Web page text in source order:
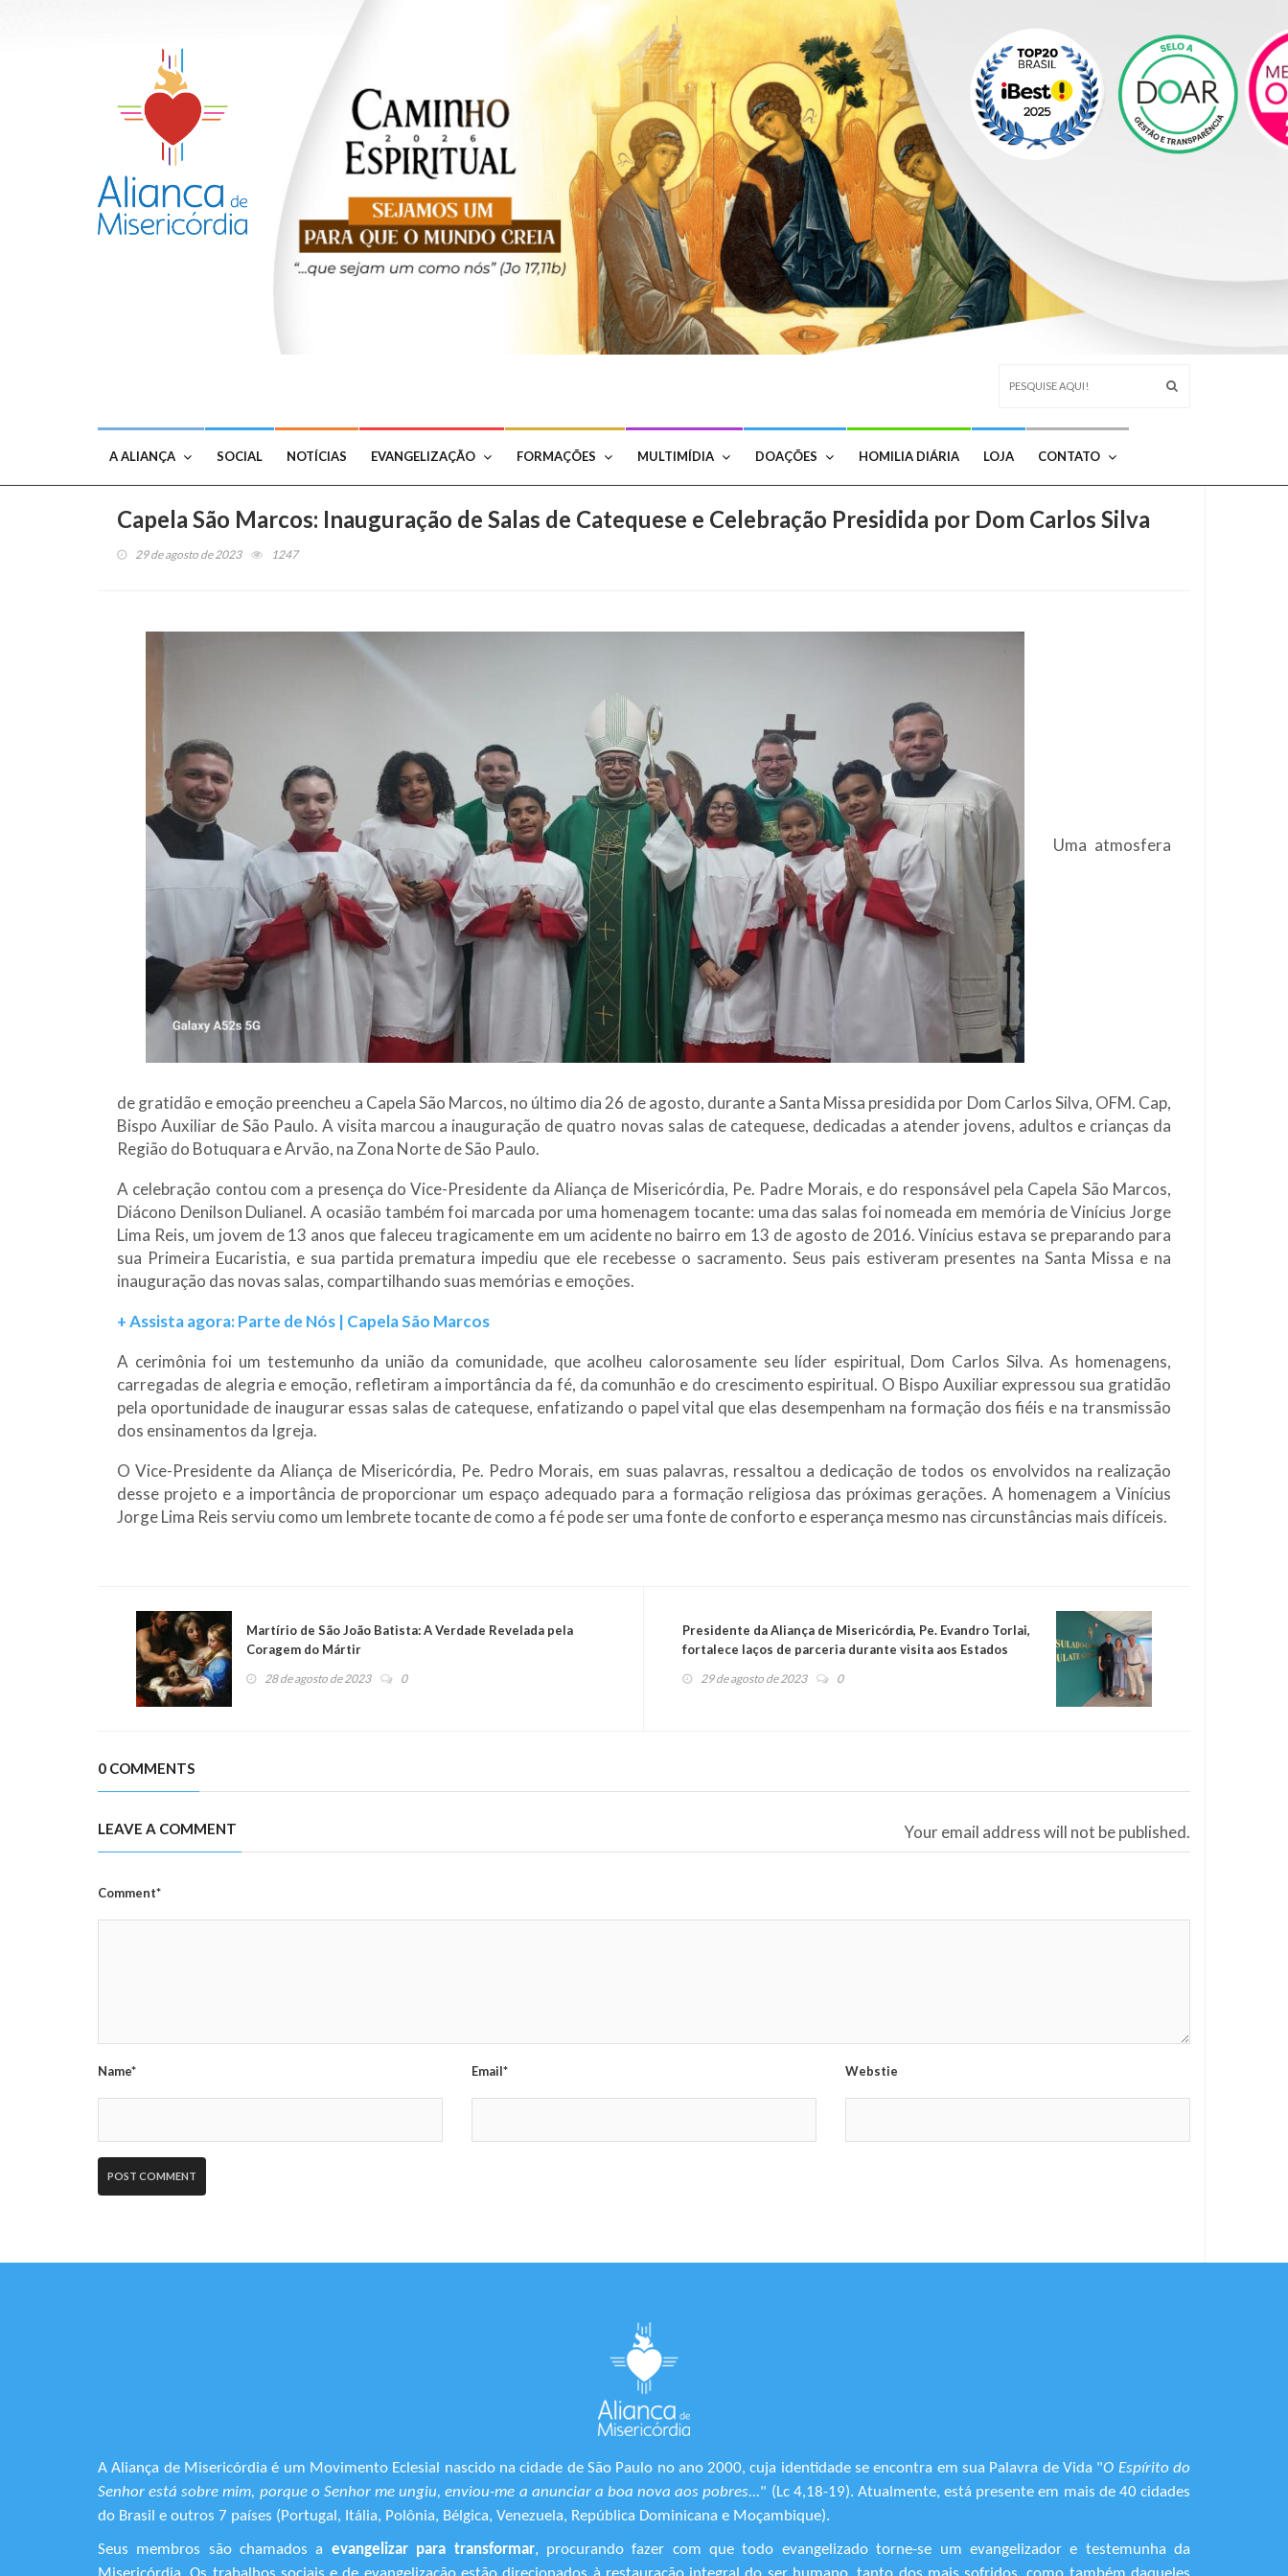
A ALIANÇA SOCIAL NOTÍCIAS EVANGELIZAÇÃO FORMAÇÕES MULTIMÍDIA DOAÇÕES HOMILIA DIÁRIA LOJA CONTATO
Capela São Marcos: Inauguração de Salas de Catequese e Celebração Presidida por Dom Carlos Silva
29 de agosto de 2023 1247
Uma atmosfera
de gratidão e emoção preencheu a Capela São Marcos, no último dia 26 de agosto, durante a Santa Missa presidida por Dom Carlos Silva, OFM. Cap,
Bispo Auxiliar de São Paulo. A visita marcou a inauguração de quatro novas salas de catequese, dedicadas a atender jovens, adultos e crianças da
Região do Botuquara e Arvão, na Zona Norte de São Paulo.
A celebração contou com a presença do Vice-Presidente da Aliança de Misericórdia, Pe. Padre Morais, e do responsável pela Capela São Marcos,
Diácono Denilson Dulianel. A ocasião também foi marcada por uma homenagem tocante: uma das salas foi nomeada em memória de Vinícius Jorge
Lima Reis, um jovem de 13 anos que faleceu tragicamente em um acidente no bairro em 13 de agosto de 2016. Vinícius estava se preparando para
sua Primeira Eucaristia, e sua partida prematura impediu que ele recebesse o sacramento. Seus pais estiveram presentes na Santa Missa e na
inauguração das novas salas, compartilhando suas memórias e emoções.
+ Assista agora: Parte de Nós | Capela São Marcos
A cerimônia foi um testemunho da união da comunidade, que acolheu calorosamente seu líder espiritual, Dom Carlos Silva. As homenagens,
carregadas de alegria e emoção, refletiram a importância da fé, da comunhão e do crescimento espiritual. O Bispo Auxiliar expressou sua gratidão
pela oportunidade de inaugurar essas salas de catequese, enfatizando o papel vital que elas desempenham na formação dos fiéis e na transmissão
dos ensinamentos da Igreja.
O Vice-Presidente da Aliança de Misericórdia, Pe. Pedro Morais, em suas palavras, ressaltou a dedicação de todos os envolvidos na realização
desse projeto e a importância de proporcionar um espaço adequado para a formação religiosa das próximas gerações. A homenagem a Vinícius
Jorge Lima Reis serviu como um lembrete tocante de como a fé pode ser uma fonte de conforto e esperança mesmo nas circunstâncias mais difíceis.
Martírio de São João Batista: A Verdade Revelada pela
Coragem do Mártir
28 de agosto de 2023 0
Presidente da Aliança de Misericórdia, Pe. Evandro Torlai,
fortalece laços de parceria durante visita aos Estados
29 de agosto de 2023 0
0 COMMENTS
LEAVE A COMMENT Your email address will not be published.
Comment*
Name* Email* Webstie
A Aliança de Misericórdia é um Movimento Eclesial nascido na cidade de São Paulo no ano 2000, cuja identidade se encontra em sua Palavra de Vida "O Espírito do
Senhor está sobre mim, porque o Senhor me ungiu, enviou-me a anunciar a boa nova aos pobres..." (Lc 4,18-19). Atualmente, está presente em mais de 40 cidades
do Brasil e outros 7 países (Portugal, Itália, Polônia, Bélgica, Venezuela, República Dominicana e Moçambique).
Seus membros são chamados a evangelizar para transformar, procurando fazer com que todo evangelizado torne-se um evangelizador e testemunha da